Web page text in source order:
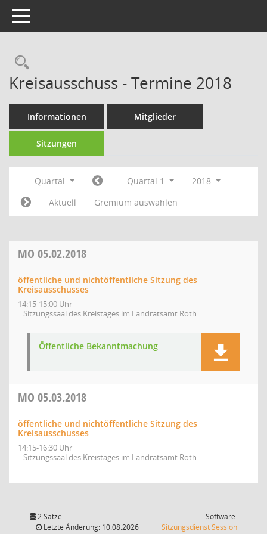
Toggle navigation
Rechercheauswahl
Kreisausschuss - Termine 2018
Informationen Mitglieder
Sitzungen
Quartal Quartal 1
2018
Aktuell
Gremium auswählen
MO 05.02.2018
öffentliche und nichtöffentliche Sitzung des
Kreisausschusses
14:15-15:00 Uhr
Sitzungssaal des Kreistages im Landratsamt Roth
Öffentliche Bekanntmachung
MO 05.03.2018
öffentliche und nichtöffentliche Sitzung des
Kreisausschusses
14:15-16:30 Uhr
Sitzungssaal des Kreistages im Landratsamt Roth
2 Sätze
Letzte Änderung: 10.08.2026
Software:
SitzungsdienstSession(Wird in